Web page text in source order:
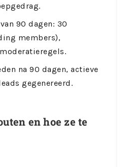
90 dagen: 30
members),
na 90 dagen, actieve
gegenereerd.
en hoe ze te